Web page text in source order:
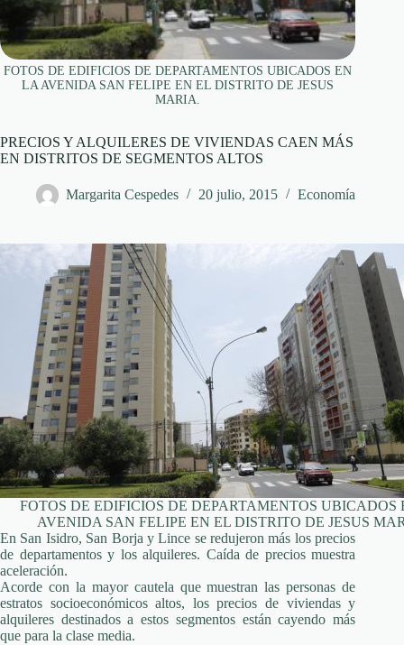
FOTOS DE EDIFICIOS DE DEPARTAMENTOS UBICADOS EN
LA AVENIDA SAN FELIPE EN EL DISTRITO DE JESUS
MARIA.
PRECIOS Y ALQUILERES DE VIVIENDAS CAEN MÁS
EN DISTRITOS DE SEGMENTOS ALTOS
Margarita Cespedes 20 julio, 2015 Economía
FOTOS DE EDIFICIOS DE DEPARTAMENTOS UBICADOS
AVENIDA SAN FELIPE EN EL DISTRITO DE JESUS
En San Isidro, San Borja y Lince se redujeron más los precios
de departamentos y los alquileres. Caída de precios muestra
aceleración.
Acorde con la mayor cautela que muestran las personas de
estratos socioeconómicos altos, los precios de viviendas y
alquileres destinados a estos segmentos están cayendo más
que para la clase media.